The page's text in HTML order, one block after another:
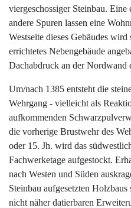
viergeschossiger Steinbau. Eine
andere Spuren lassen eine
Westseite dieses Gebäudes
errichtetes Nebengebäude
Dachabdruck an der Nordwand
Um/nach 1385 entsteht die
Wehrgang - vielleicht als
aufkommenden
die vorherige Brustwehr des
oder 15. Jh. wird das
Fachwerketage aufgestockt.
nach Westen und Süden
Steinbau aufgesetzten
nicht näher datierbaren